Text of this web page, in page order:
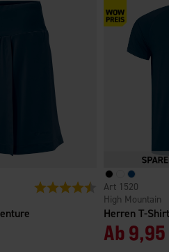
Bewertung: 4.7 von 5 Sternen
Herren T-
High Mountain
1520
Ab9,95